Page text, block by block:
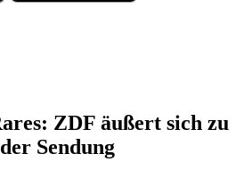
ZDF äußert sich zu
Sendung